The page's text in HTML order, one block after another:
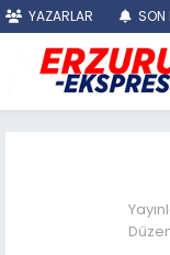
YAZARLAR SON